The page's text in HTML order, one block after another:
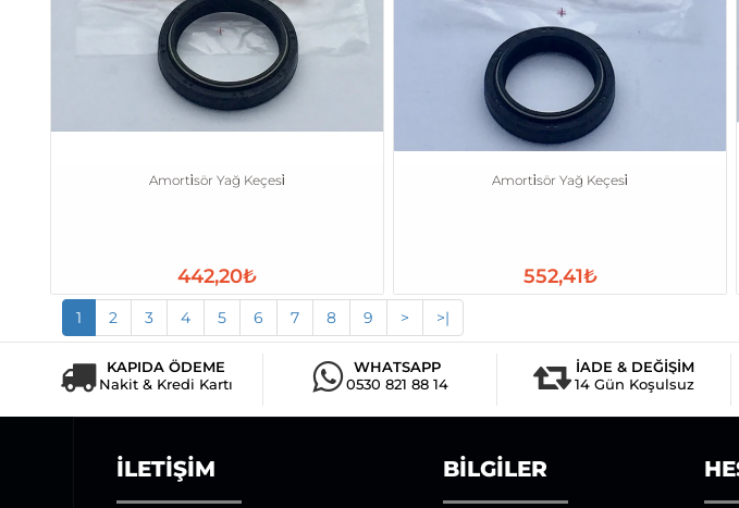
Amorti̇sör Yağ Keçesi̇
442,20₺
Amorti̇sör Yağ Keçesi̇
552,41₺
1 2 3 4 5 6 7 8 9 > >|
KAPIDA ÖDEME
Nakit & Kredi Kartı
WHATSAPP
0530 821 88 14
İADE & DEĞİŞİM
14 Gün Koşulsuz
İLETIŞIM BILGILER